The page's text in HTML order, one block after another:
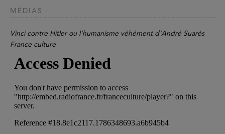
MÉDIAS
Vinci contre Hitler ou l'humanisme véhément d'André Suarès
France culture